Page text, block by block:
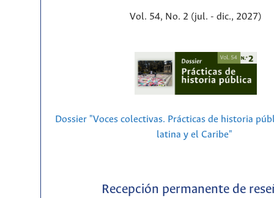
Vol. 54, No. 2 (jul. - dic., 2027)
Dossier "Voces colectivas. Prácticas de historia
latina y el Caribe"
Recepción permanente de